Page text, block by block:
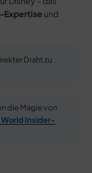
Expertise und
Draht zu
die Magie von
World Insider-